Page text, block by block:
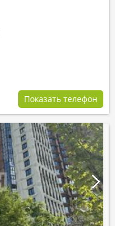
Показать телефон